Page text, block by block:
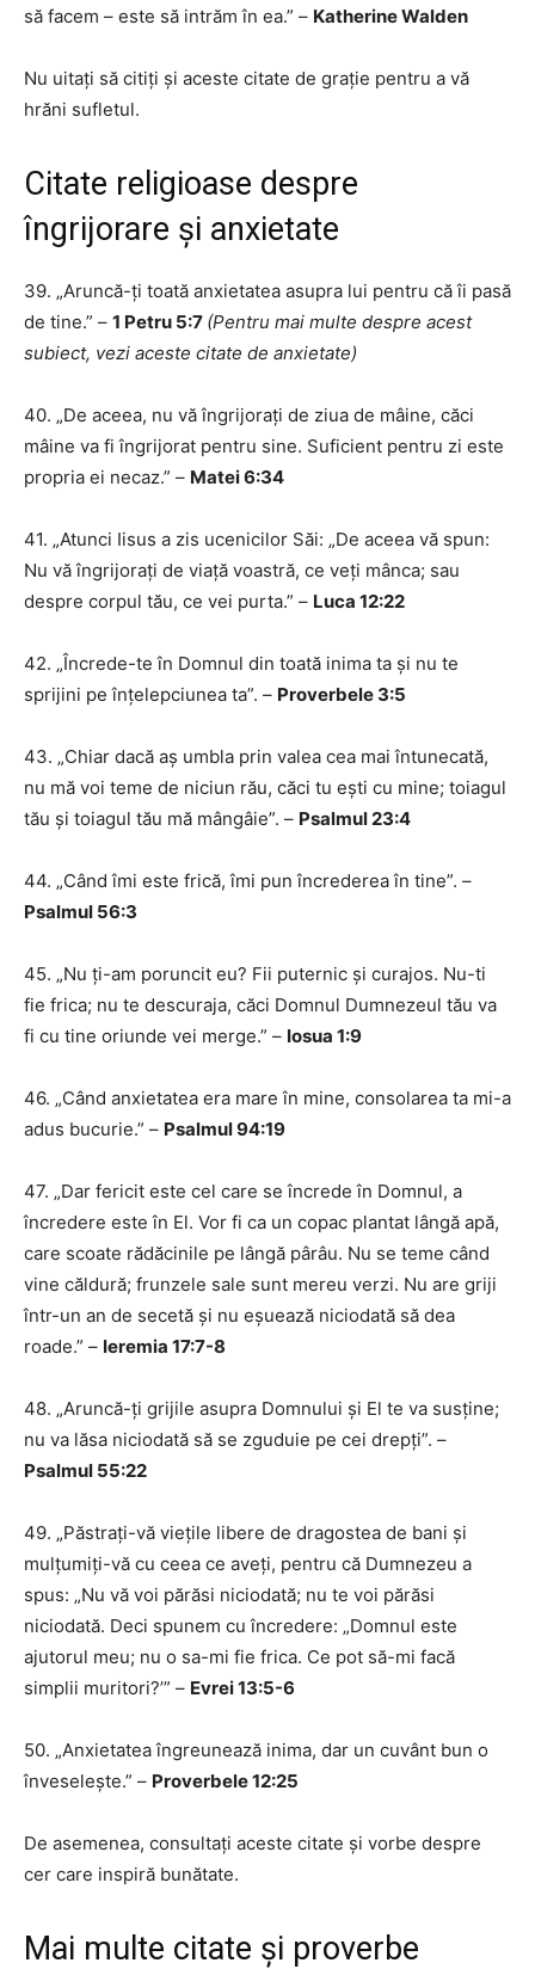
să facem – este să intrăm în ea.” – Katherine Walden
Nu uitați să citiți și aceste citate de grație pentru a vă
hrăni sufletul.
Citate religioase despre
îngrijorare și anxietate
39. „Aruncă-ți toată anxietatea asupra lui pentru că îi pasă
de tine.” – 1 Petru 5:7 (Pentru mai multe despre acest
subiect, vezi aceste citate de anxietate)
40. „De aceea, nu vă îngrijorați de ziua de mâine, căci
mâine va fi îngrijorat pentru sine. Suficient pentru zi este
propria ei necaz.” – Matei 6:34
41. „Atunci Iisus a zis ucenicilor Săi: „De aceea vă spun:
Nu vă îngrijorați de viață voastră, ce veți mânca; sau
despre corpul tău, ce vei purta.” – Luca 12:22
42. „Încrede-te în Domnul din toată inima ta și nu te
sprijini pe înțelepciunea ta”. – Proverbele 3:5
43. „Chiar dacă aș umbla prin valea cea mai întunecată,
nu mă voi teme de niciun rău, căci tu ești cu mine; toiagul
tău și toiagul tău mă mângâie”. – Psalmul 23:4
44. „Când îmi este frică, îmi pun încrederea în tine”. –
Psalmul 56:3
45. „Nu ți-am poruncit eu? Fii puternic și curajos. Nu-ti
fie frica; nu te descuraja, căci Domnul Dumnezeul tău va
fi cu tine oriunde vei merge.” – Iosua 1:9
46. ​​​​„Când anxietatea era mare în mine, consolarea ta mi-a
adus bucurie.” – Psalmul 94:19
47. „Dar fericit este cel care se încrede în Domnul, a
încredere este în El. Vor fi ca un copac plantat lângă apă,
care scoate rădăcinile pe lângă pârâu. Nu se teme când
vine căldură; frunzele sale sunt mereu verzi. Nu are griji
într-un an de secetă și nu eșuează niciodată să dea
roade.” – Ieremia 17:7-8
48. „Aruncă-ți grijile asupra Domnului și El te va susține;
nu va lăsa niciodată să se zguduie pe cei drepți”. –
Psalmul 55:22
49. „Păstrați-vă viețile libere de dragostea de bani și
mulțumiți-vă cu ceea ce aveți, pentru că Dumnezeu a
spus: „Nu vă voi părăsi niciodată; nu te voi părăsi
niciodată. Deci spunem cu încredere: „Domnul este
ajutorul meu; nu o sa-mi fie frica. Ce pot să-mi facă
simplii muritori?’” – Evrei 13:5-6
50. „Anxietatea îngreunează inima, dar un cuvânt bun o
înveselește.” – Proverbele 12:25
De asemenea, consultați aceste citate și vorbe despre
cer care inspiră bunătate.
Mai multe citate și proverbe